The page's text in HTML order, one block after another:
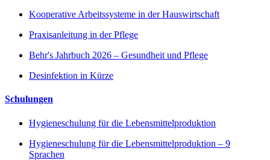
Kooperative Arbeitssysteme in der Hauswirtschaft
Praxisanleitung in der Pflege
Behr's Jahrbuch 2026 – Gesundheit und Pflege
Desinfektion in Kürze
Schulungen
Hygieneschulung für die Lebensmittelproduktion
Hygieneschulung für die Lebensmittelproduktion – 9
Sprachen